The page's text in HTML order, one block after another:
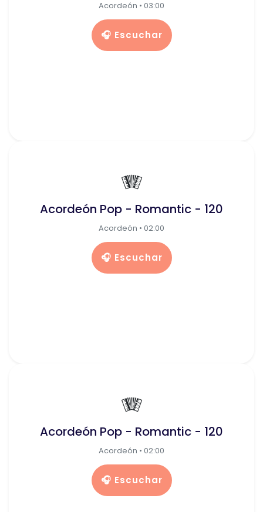
Acordeón • 03:00
🎧 Escuchar
🪗
Acordeón Pop - Romantic - 120
Acordeón • 02:00
🎧 Escuchar
🪗
Acordeón Pop - Romantic - 120
Acordeón • 02:00
🎧 Escuchar